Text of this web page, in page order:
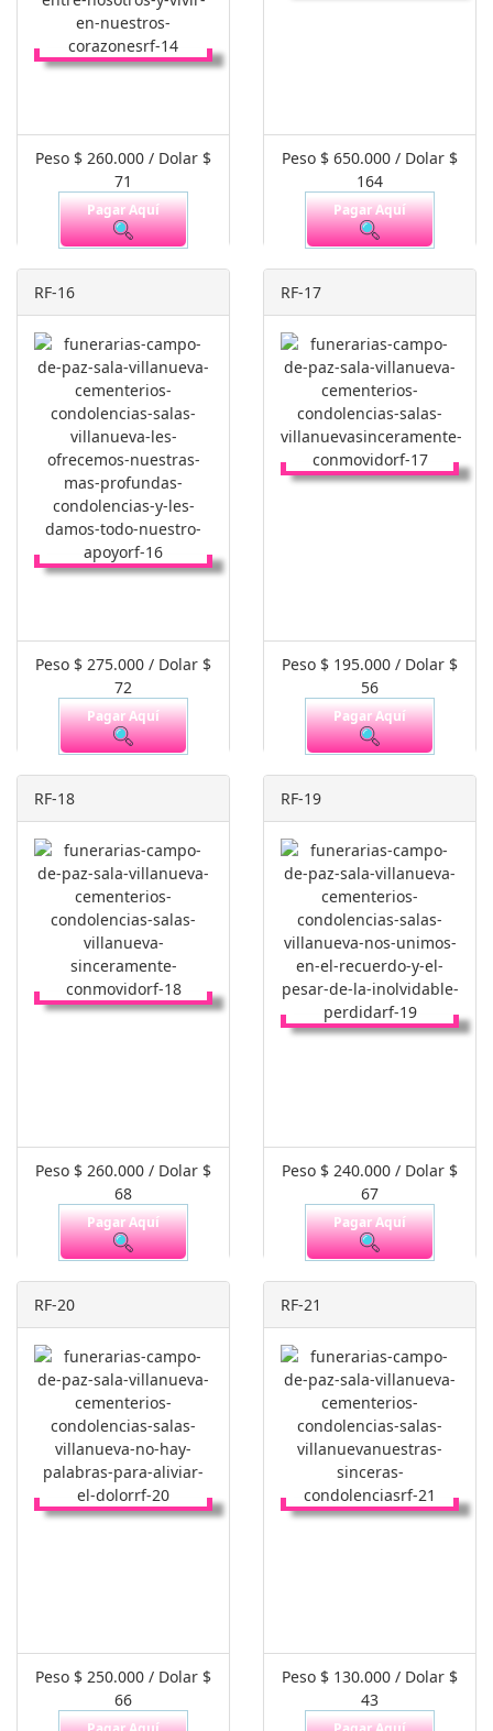
Peso $ 260.000 / Dolar $
71
Pagar Aquí
Peso $ 650.000 / Dolar $
164
Pagar Aquí
RF-16
Peso $ 275.000 / Dolar $
72
Pagar Aquí
RF-17
Peso $ 195.000 / Dolar $
56
Pagar Aquí
RF-18
Peso $ 260.000 / Dolar $
68
Pagar Aquí
RF-19
Peso $ 240.000 / Dolar $
67
Pagar Aquí
RF-20
Peso $ 250.000 / Dolar $
66
RF-21
Peso $ 130.000 / Dolar $
43